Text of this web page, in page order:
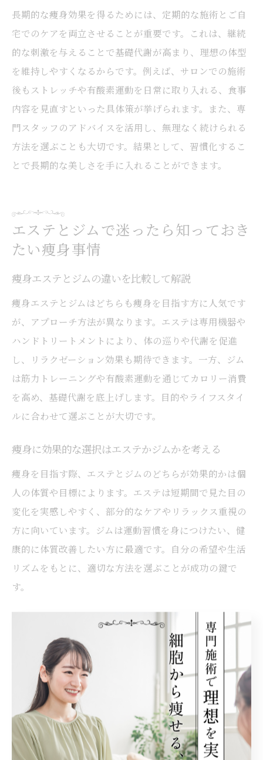
長期的な痩身効果を得るためには、定期的な施術とご自
宅でのケアを両立させることが重要です。これは、継続
的な刺激を与えることで基礎代謝が高まり、理想の体型
を維持しやすくなるからです。例えば、サロンでの施術
後もストレッチや有酸素運動を日常に取り入れる、食事
内容を見直すといった具体策が挙げられます。また、専
門スタッフのアドバイスを活用し、無理なく続けられる
方法を選ぶことも大切です。結果として、習慣化するこ
とで長期的な美しさを手に入れることができます。
エステとジムで迷ったら知っておき
たい痩身事情
痩身エステとジムの違いを比較して解説
痩身エステとジムはどちらも痩身を目指す方に人気です
が、アプローチ方法が異なります。エステは専用機器や
ハンドトリートメントにより、体の巡りや代謝を促進
し、リラクゼーション効果も期待できます。一方、ジム
は筋力トレーニングや有酸素運動を通じてカロリー消費
を高め、基礎代謝を底上げします。目的やライフスタイ
ルに合わせて選ぶことが大切です。
痩身に効果的な選択はエステかジムかを考える
痩身を目指す際、エステとジムのどちらが効果的かは個
人の体質や目標によります。エステは短期間で見た目の
変化を実感しやすく、部分的なケアやリラックス重視の
方に向いています。ジムは運動習慣を身につけたい、健
康的に体質改善したい方に最適です。自分の希望や生活
リズムをもとに、適切な方法を選ぶことが成功の鍵で
す。
ジム通いと痩身エステのメリット・デメリット
ジムのメリットは筋力アップや体力向上、健康維持の効
果が期待できる点です。しかし、継続には自己管理や時
間の確保が必要です。一方、痩身エステは専門スタッフ
のサポートを受けながら、リラックスしつつ効率的にケ
アできるのが魅力ですが、即効性や持続性には個人差が
あります。両者の特徴を理解し、自分に合った方法を選
びましょう。